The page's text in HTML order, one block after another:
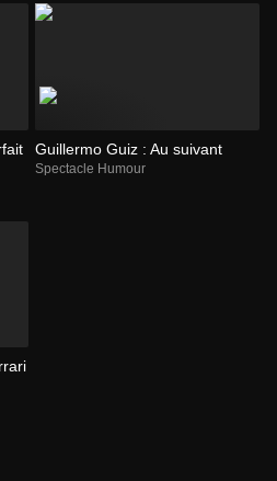
Guillermo Guiz : Au suivant
Spectacle Humour